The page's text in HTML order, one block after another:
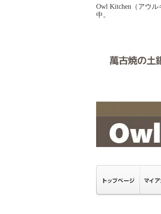
Owl Kitchen（アウ
中。